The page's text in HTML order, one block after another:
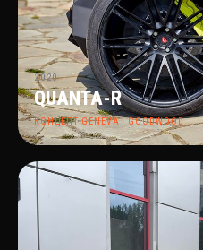
2020
QUANTA-R
КОНЦЕПТ GENEVA · GOODWOOD